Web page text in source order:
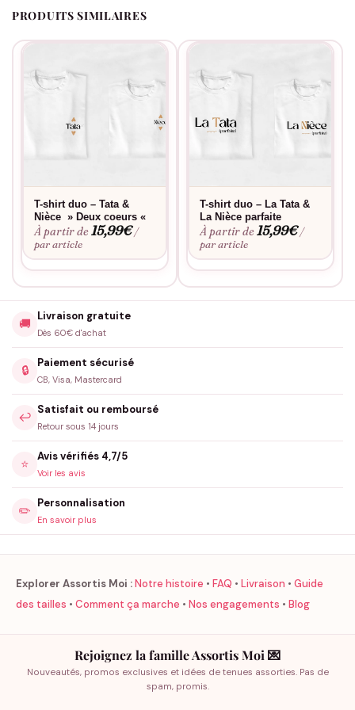
lavages, pour que votre complicité reste toujours visible.
PRODUITS SIMILAIRES
T-shirt duo – Tata &
Nièce » Deux coeurs «
À partir de15,99€ /
par article
T-shirt duo – La Tata &
La Nièce parfaite
À partir de15,99€ /
par article
🚚
Livraison gratuite
Dès 60€ d'achat
🔒
Paiement sécurisé
CB, Visa, Mastercard
↩️
Satisfait ou remboursé
Retour sous 14 jours
⭐
Avis vérifiés 4,7/5
Voir les avis
✏️
Personnalisation
En savoir plus
Explorer Assortis Moi :Notre histoire • FAQ • Livraison • Guide
des tailles • Comment ça marche • Nos engagements • Blog
Rejoignez la famille Assortis Moi 💌
Nouveautés, promos exclusives et idées de tenues assorties. Pas de
spam, promis.